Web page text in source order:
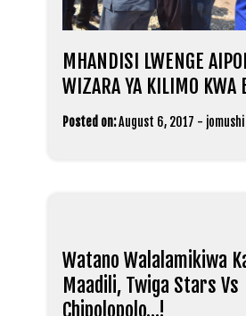
MHANDISI LWENGE
WIZARA YA KILIMO KWA
Posted on:August 6, 2017 - jomushi
Watano Walalamikiwa
Maadili, Twiga Stars Vs
Chipolopolo…!